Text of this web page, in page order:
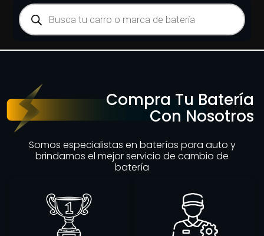
Compra Tu Batería
Con Nosotros
Somos especialistas en baterías para auto y
brindamos el mejor servicio de cambio de
batería